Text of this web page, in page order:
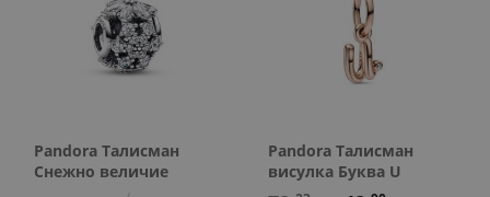
Pandora Талисман
Снежно величие
Pandora Талисман
висулка Буква U